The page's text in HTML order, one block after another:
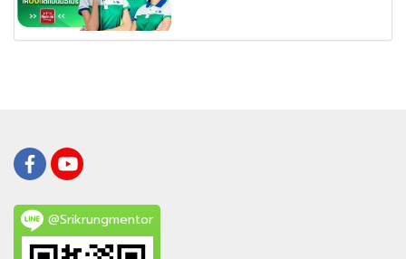
@Srikrungmentor